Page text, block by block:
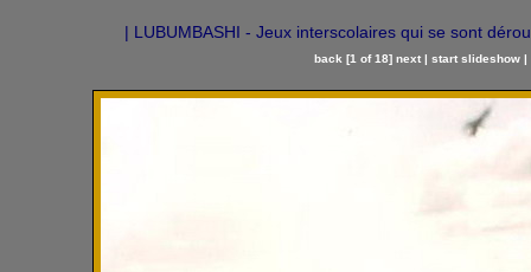
| LUBUMBASHI - Jeux interscolaires qui se sont
back [1 of 18] next | start slideshow |